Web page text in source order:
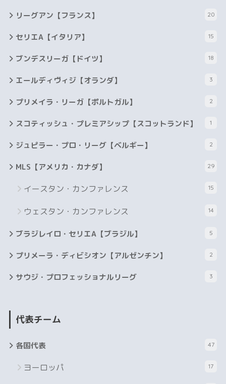
リーグアン【フランス】 20
セリエA【イタリア】 15
ブンデスリーガ【ドイツ】 18
エールディヴィジ【オランダ】 3
プリメイラ・リーガ【ポルトガル】 2
スコティッシュ・プレミアシップ【スコットランド】 1
ジュピラー・プロ・リーグ【ベルギー】 2
MLS【アメリカ・カナダ】 29
イースタン・カンファレンス 15
ウェスタン・カンファレンス 14
ブラジレイロ・セリエA【ブラジル】 5
プリメーラ・ディビシオン【アルゼンチン】 2
サウジ・プロフェッショナルリーグ 3
代表チーム
各国代表 47
ヨーロッパ 17